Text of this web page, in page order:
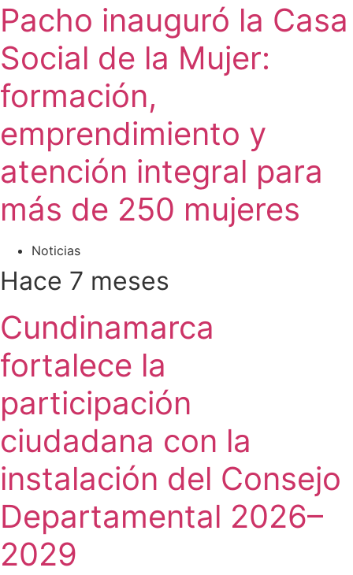
Pacho inauguró la Casa
Social de la Mujer:
formación,
emprendimiento y
atención integral para
más de 250 mujeres
Noticias
Hace 7 meses
Cundinamarca
fortalece la
participación
ciudadana con la
instalación del Consejo
Departamental 2026–
2029